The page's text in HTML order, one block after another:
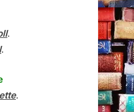
.
.
.